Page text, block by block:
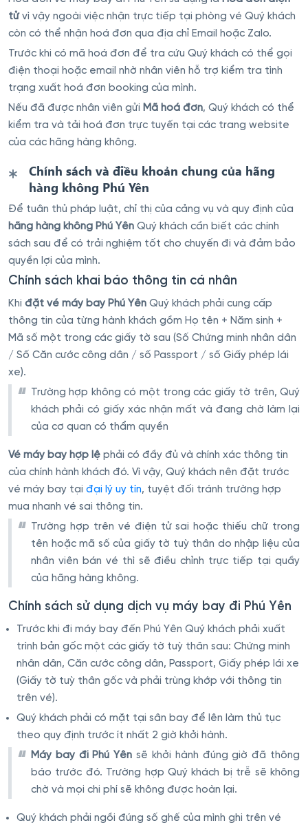
tửvì vậy ngoài việc nhận trực tiếp tại phòng vé Quý khách
còn có thể nhận hoá đơn qua địa chỉ Email hoặc Zalo.
Trước khi có mã hoá đơn để tra cứu Quý khách có thể gọi
điện thoại hoặc email nhờ nhân viên hỗ trợ kiểm tra tình
trạng xuất hoá đơn booking của mình.
Nếu đã được nhân viên gửi Mã hoá đơn, Quý khách có thể
kiểm tra và tải hoá đơn trực tuyến tại các trang website
của các hãng hàng không.
Chính sách và điều khoản chung của hãng
hàng không Phú Yên
Để tuân thủ pháp luật, chỉ thị của cảng vụ và quy định của
hãng hàng không Phú Yên Quý khách cần biết các chính
sách sau để có trải nghiệm tốt cho chuyến đi và đảm bảo
quyền lợi của mình.
Chính sách khai báo thông tin cá nhân
Khi đặt vé máy bay Phú Yên Quý khách phải cung cấp
thông tin của từng hành khách gồm Họ tên + Năm sinh +
Mã số một trong các giấy tờ sau (Số Chứng minh nhân dân
/ Số Căn cước công dân / số Passport / số Giấy phép lái
xe).
Trường hợp không có một trong các giấy tờ trên, Quý
khách phải có giấy xác nhận mất và đang chờ làm lại
của cơ quan có thẩm quyền
Vé máy bay hợp lệ phải có đầy đủ và chính xác thông tin
của chính hành khách đó. Vì vậy, Quý khách nên đặt trước
vé máy bay tại đại lý uy tín, tuyệt đối tránh trường hợp
mua nhanh vé sai thông tin.
Trường hợp trên vé điện tử sai hoặc thiếu chữ trong
tên hoặc mã số của giấy tờ tuỳ thân do nhập liệu của
nhân viên bán vé thì sẽ điều chỉnh trực tiếp tại quầy
của hãng hàng không.
Chính sách sử dụng dịch vụ máy bay đi Phú Yên
Trước khi đi máy bay đến Phú Yên Quý khách phải xuất
trình bản gốc một các giấy tờ tuỳ thân sau: Chứng minh
nhân dân, Căn cước công dân, Passport, Giấy phép lái xe
(Giấy tờ tuỳ thân gốc và phải trùng khớp với thông tin
trên vé).
Quý khách phải có mặt tại sân bay để lên làm thủ tục
theo quy định trước ít nhất 2 giờ khởi hành.
Máy bay đi Phú Yên sẽ khởi hành đúng giờ đã thông
báo trước đó. Trường hợp Quý khách bị trễ sẽ không
chờ và mọi chi phí sẽ không được hoàn lại.
Quý khách phải ngồi đúng số ghế của mình ghi trên vé